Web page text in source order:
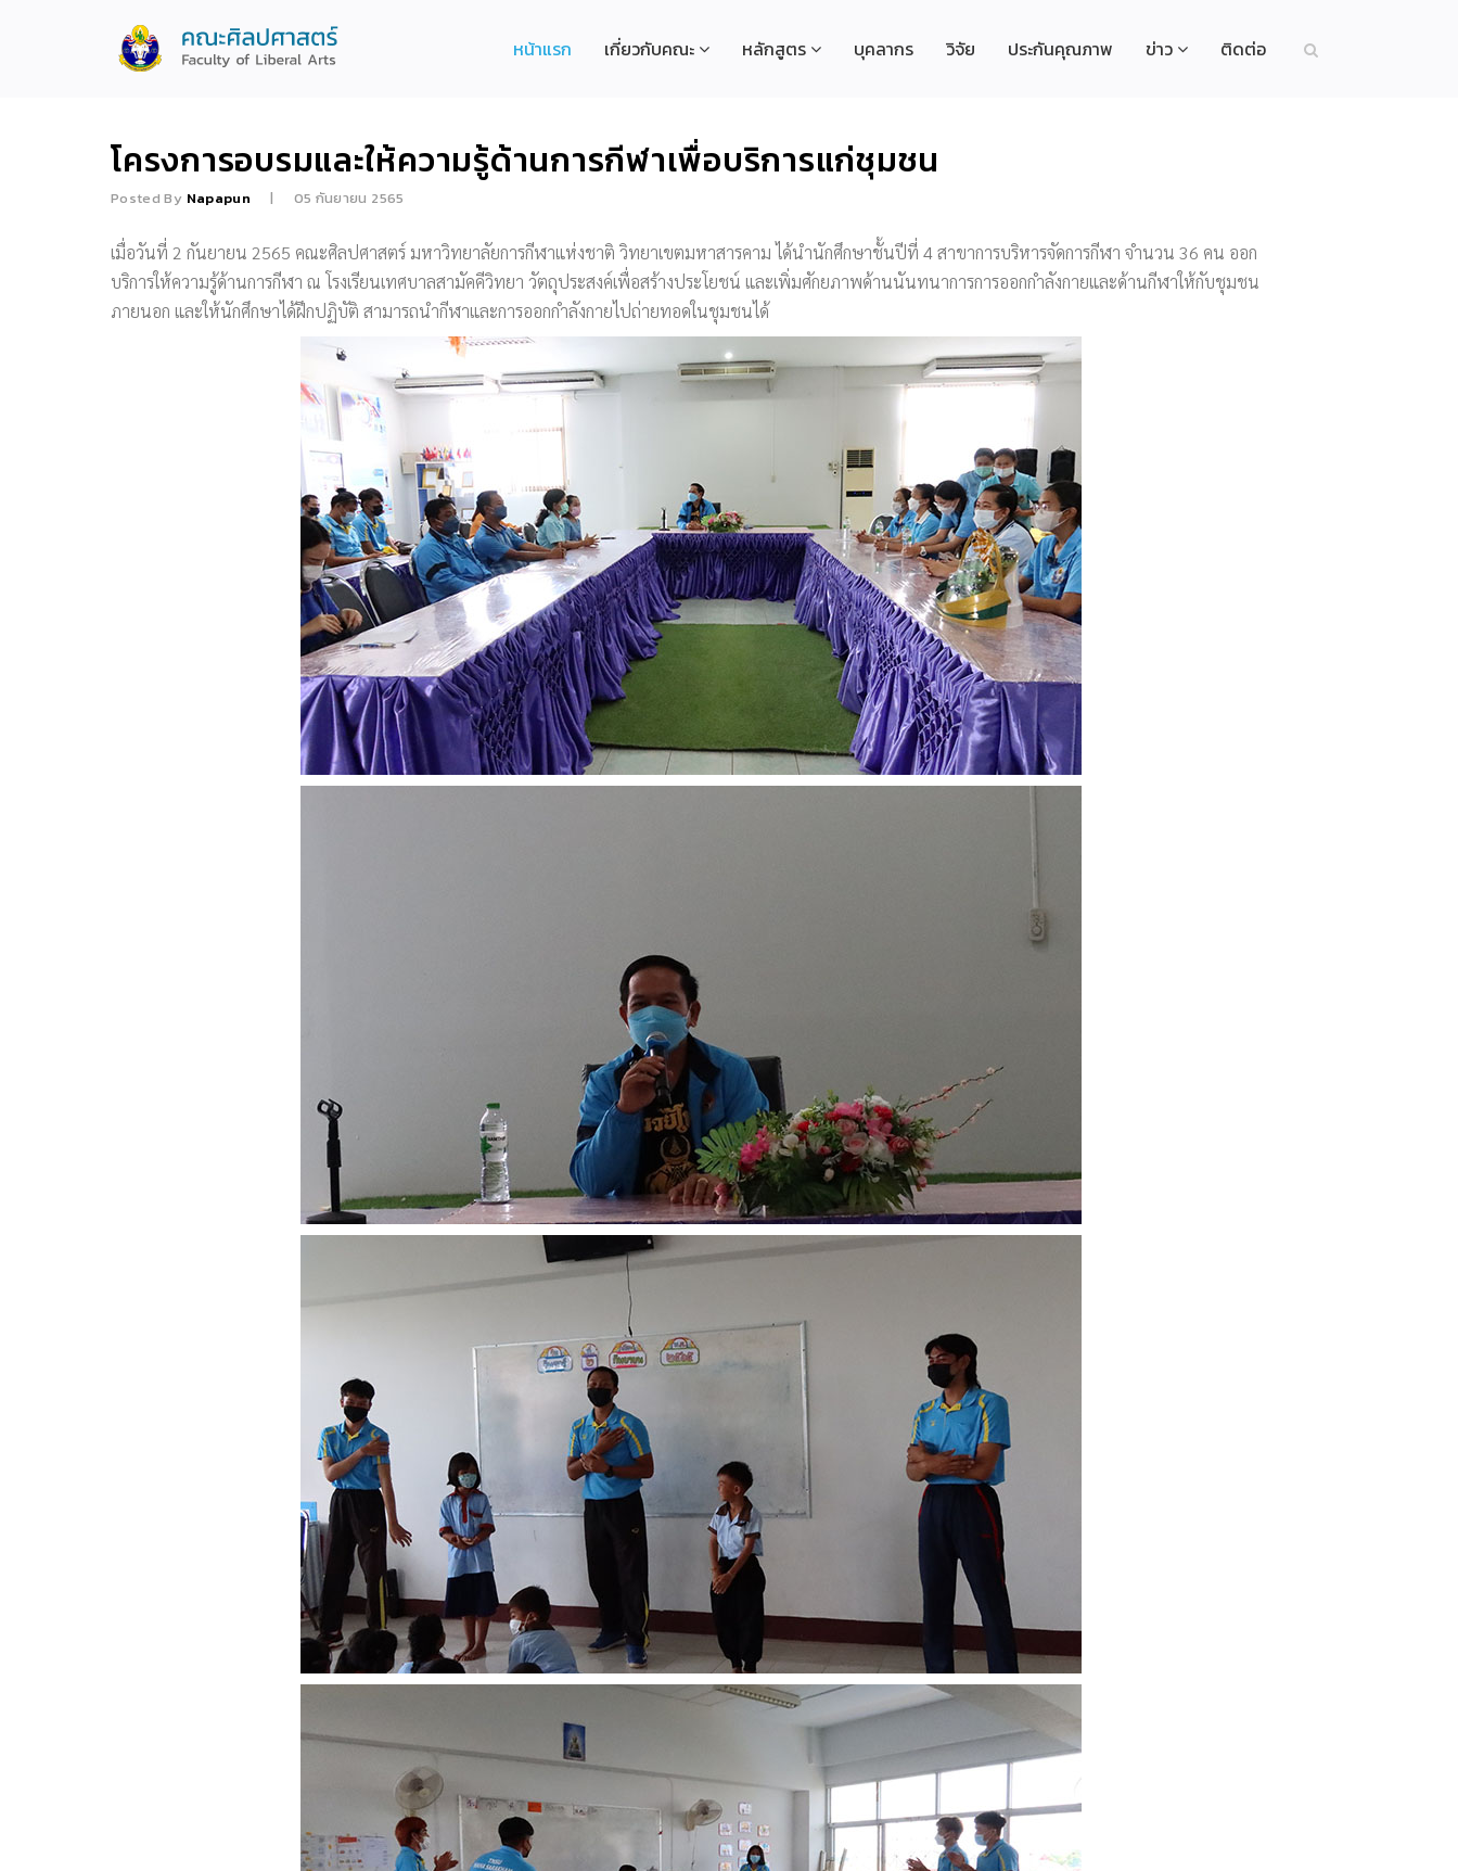
หน้าแรก เกี่ยวกับคณะ หลักสูตร บุคลากร วิจัย ประกันคุณภาพ ข่าว ติดต่อ
โครงการอบรมและให้ความรู้ด้านการกีฬาเพื่อบริการแก่ชุมชน
Posted By Napapun 05 กันยายน 2565
เมื่อวันที่ 2 กันยายน 2565 คณะศิลปศาสตร์ มหาวิทยาลัยการกีฬาแห่งชาติ วิทยาเขตมหาสารคาม ได้นำนักศึกษาชั้นปีที่ 4 สาขาการบริหารจัดการกีฬา จำนวน 36 คน ออก
บริการให้ความรู้ด้านการกีฬา ณ โรงเรียนเทศบาลสามัคคีวิทยา วัตถุประสงค์เพื่อสร้างประโยชน์ และเพิ่มศักยภาพด้านนันทนาการการออกกำลังกายและด้านกีฬาให้กับชุมชน
ภายนอก และให้นักศึกษาได้ฝึกปฏิบัติ สามารถนำกีฬาและการออกกำลังกายไปถ่ายทอดในชุมชนได้